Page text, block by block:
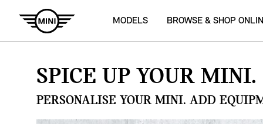
MODELS BROWSE & SHOP
SPICE UP YOUR MINI.
PERSONALISE YOUR MINI. ADD